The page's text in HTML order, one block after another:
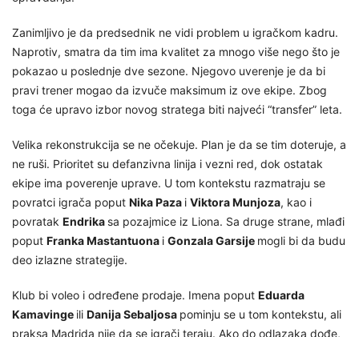
Zanimljivo je da predsednik ne vidi problem u igračkom kadru.
Naprotiv, smatra da tim ima kvalitet za mnogo više nego što je
pokazao u poslednje dve sezone. Njegovo uverenje je da bi
pravi trener mogao da izvuče maksimum iz ove ekipe. Zbog
toga će upravo izbor novog stratega biti najveći “transfer” leta.
Velika rekonstrukcija se ne očekuje. Plan je da se tim doteruje, a
ne ruši. Prioritet su defanzivna linija i vezni red, dok ostatak
ekipe ima poverenje uprave. U tom kontekstu razmatraju se
povratci igrača poput Nika Paza i Viktora Munjoza, kao i
povratak Endrika sa pozajmice iz Liona. Sa druge strane, mlađi
poput Franka Mastantuona i Gonzala Garsije mogli bi da budu
deo izlazne strategije.
Klub bi voleo i određene prodaje. Imena poput Eduarda
Kamavinge ili Danija Sebaljosa pominju se u tom kontekstu, ali
praksa Madrida nije da se igrači teraju. Ako do odlazaka dođe,